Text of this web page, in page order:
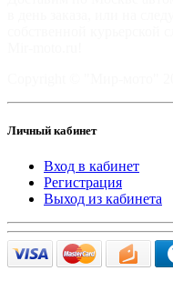
Личный кабинет
Вход в кабинет
Регистрация
Выход из кабинета